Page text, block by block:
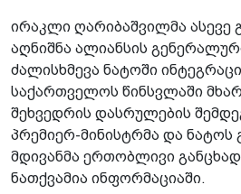
ირაკლი ღარიბაშვილმა ასევე
აღნიშნა ალიანსის
ძალისხმევა ნატოში
საქართველოს წინსვლაში
შეხვედრის დასრულების
პრემიერ-მინისტრმა და ნატოს
მდივანმა ერთობლივი
ნათქვამია ინფორმაციაში.